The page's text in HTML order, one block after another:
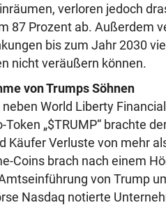
verloren jedoch
87 Prozent ab. Außerdem
bis zum Jahr 2030
nicht veräußern können.
von Trumps Söhnen
World Liberty
„$TRUMP“ brachte
Käufer Verluste von mehr
Coins brach nach einem
von Trump
Nasdaq notierte